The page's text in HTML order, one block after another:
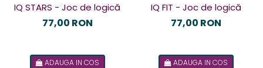
IQ STARS - Joc de logică
77,00 RON
ADAUGA IN COS
IQ FIT - Joc de logică
77,00 RON
ADAUGA IN COS